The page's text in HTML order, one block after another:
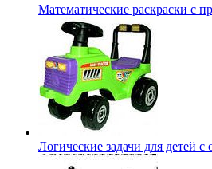
Математические раскраски с
Логические задачи для детей